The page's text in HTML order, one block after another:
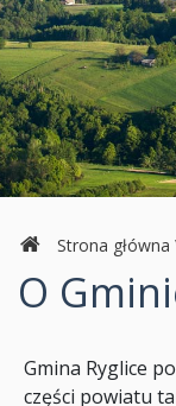
Strona główna
O
Gmina Ryglice
części powiatu